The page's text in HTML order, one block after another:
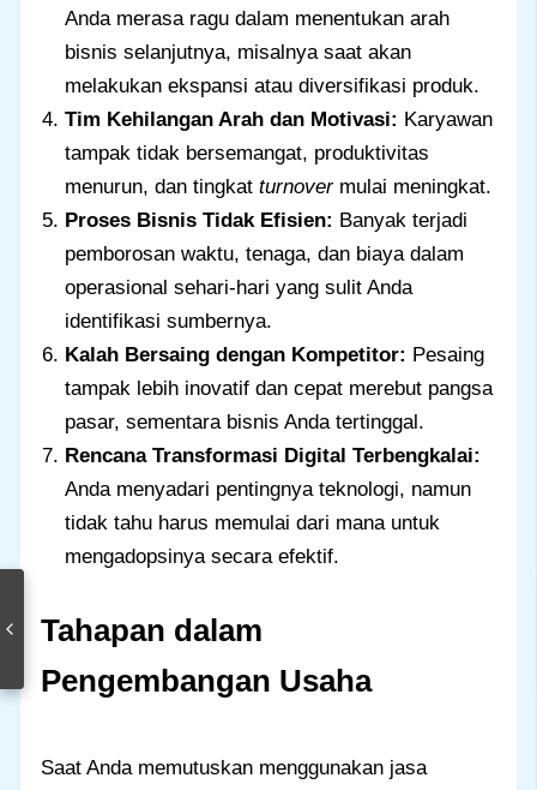
Anda merasa ragu dalam menentukan arah
bisnis selanjutnya, misalnya saat akan
melakukan ekspansi atau diversifikasi produk.
Tim Kehilangan Arah dan Motivasi: Karyawan
tampak tidak bersemangat, produktivitas
menurun, dan tingkatturnovermulai meningkat.
Proses Bisnis Tidak Efisien: Banyak terjadi
pemborosan waktu, tenaga, dan biaya dalam
operasional sehari-hari yang sulit Anda
identifikasi sumbernya.
Kalah Bersaing dengan Kompetitor: Pesaing
tampak lebih inovatif dan cepat merebut pangsa
pasar, sementara bisnis Anda tertinggal.
Rencana Transformasi Digital Terbengkalai:
Anda menyadari pentingnya teknologi, namun
tidak tahu harus memulai dari mana untuk
mengadopsinya secara efektif.
Tahapan dalam
Pengembangan Usaha
Saat Anda memutuskan menggunakan jasa